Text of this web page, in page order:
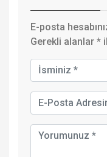
E-posta
Gerekli alanlar *